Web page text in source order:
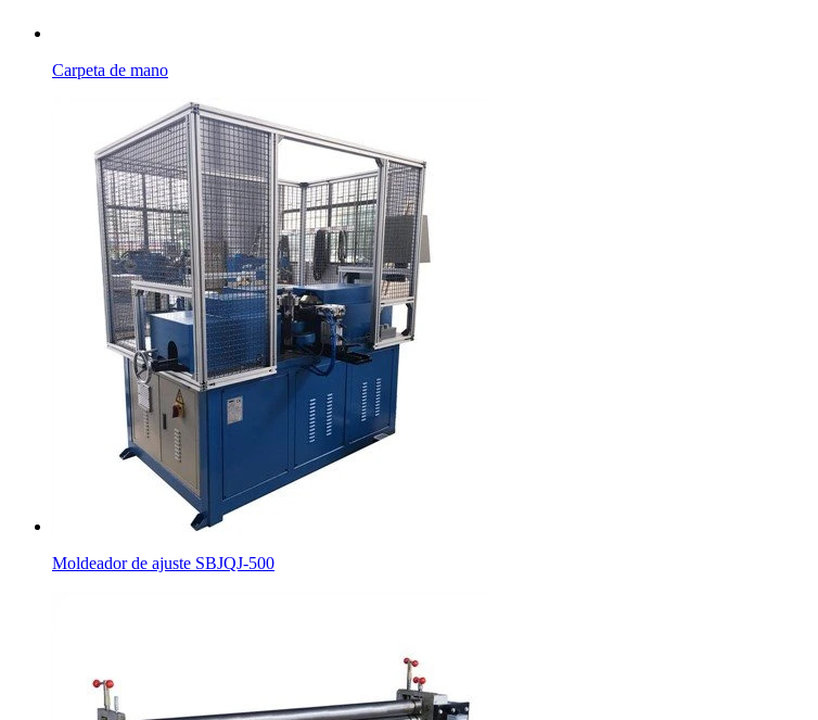
Carpeta de mano
Moldeador de ajuste SBJQJ-500